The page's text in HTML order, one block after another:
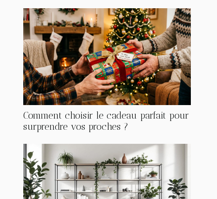
Comment choisir le cadeau parfait pour
surprendre vos proches ?